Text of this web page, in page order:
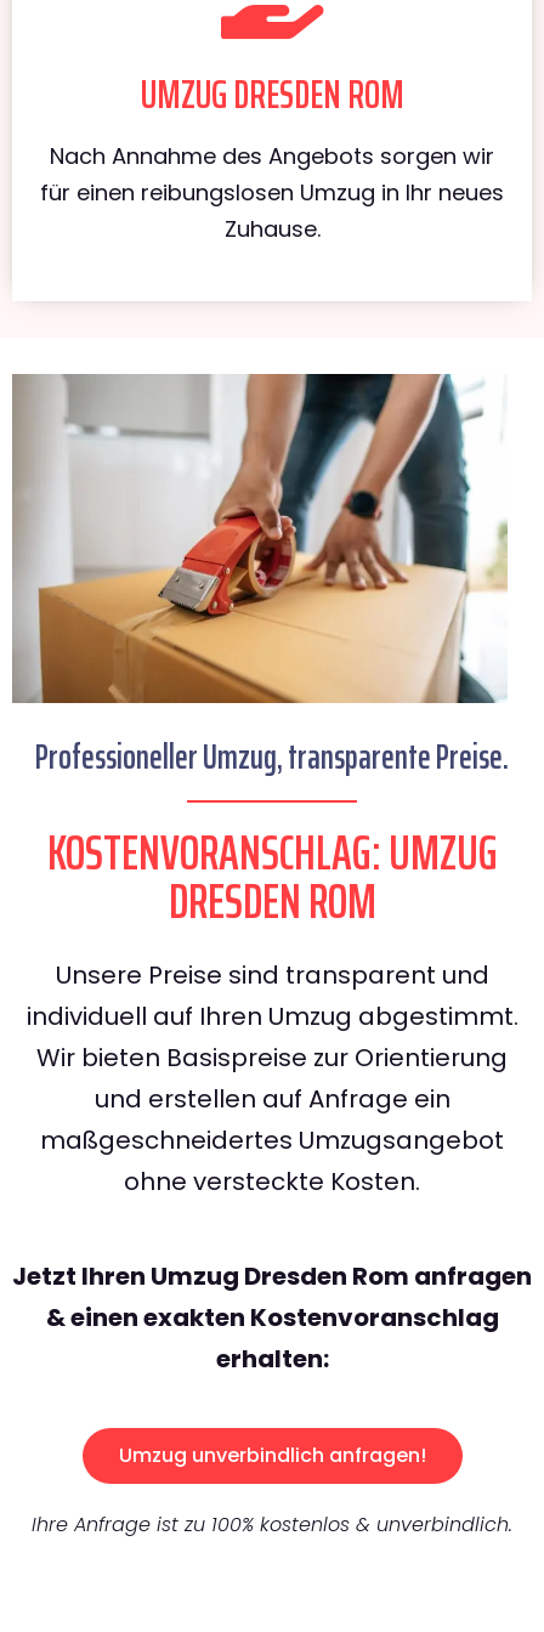
UMZUG DRESDEN ROM
Nach Annahme des Angebots sorgen wir
für einen reibungslosen Umzug in Ihr neues
Zuhause.
Professioneller Umzug, transparente Preise.
KOSTENVORANSCHLAG: UMZUG
DRESDEN ROM
Unsere Preise sind transparent und
individuell auf Ihren Umzug abgestimmt.
Wir bieten Basispreise zur Orientierung
und erstellen auf Anfrage ein
maßgeschneidertes Umzugsangebot
ohne versteckte Kosten.
Jetzt Ihren Umzug Dresden Rom anfragen
& einen exakten Kostenvoranschlag
erhalten:
Umzug unverbindlich anfragen!
Ihre Anfrage ist zu 100% kostenlos & unverbindlich.